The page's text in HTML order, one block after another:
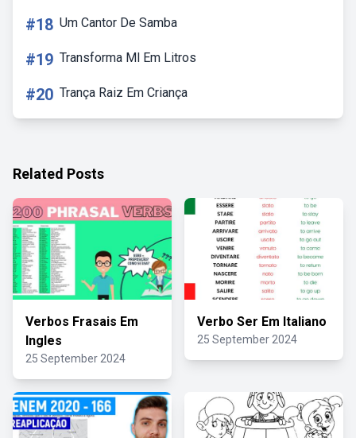
#18 Um Cantor De Samba
#19 Transforma Ml Em Litros
#20 Trança Raiz Em Criança
Related Posts
Verbos Frasais Em
Ingles
25 September 2024
Verbo Ser Em Italiano
25 September 2024